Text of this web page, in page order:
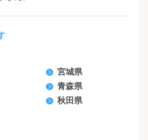
宮城県
青森県
秋田県